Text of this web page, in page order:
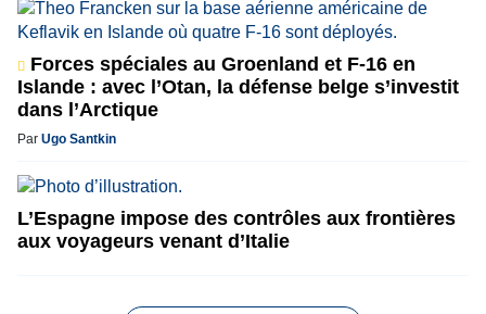
Forces spéciales au Groenland et F-16 en
Islande : avec l’Otan, la défense belge s’investit
dans l’Arctique
Par Ugo Santkin
L’Espagne impose des contrôles aux frontières
aux voyageurs venant d’Italie